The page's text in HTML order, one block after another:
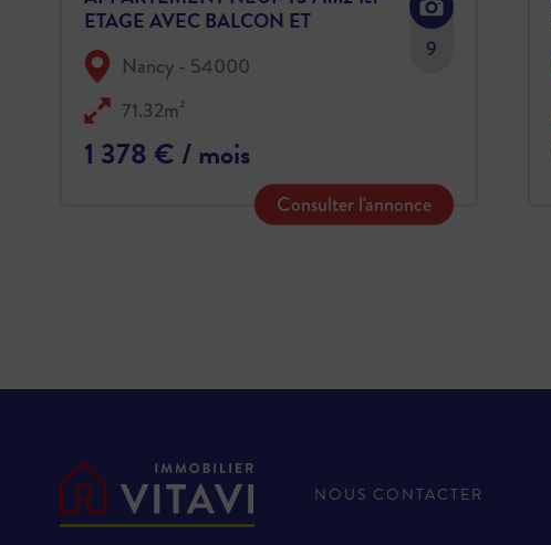
ETAGE AVEC BALCON ET
PARKING
Nancy - 54000
71.32m²
1 378 € / mois
9
Consulter l'annonce
NOUS CONTACTER